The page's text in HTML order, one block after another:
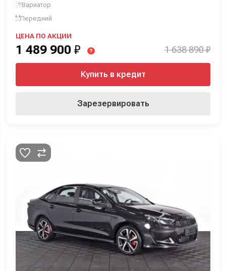
Вариатор
Передний
ЦЕНА ПО АКЦИИ
1 489 900 ₽ ? 1 638 890 ₽
Купить в кредит
Зарезервировать